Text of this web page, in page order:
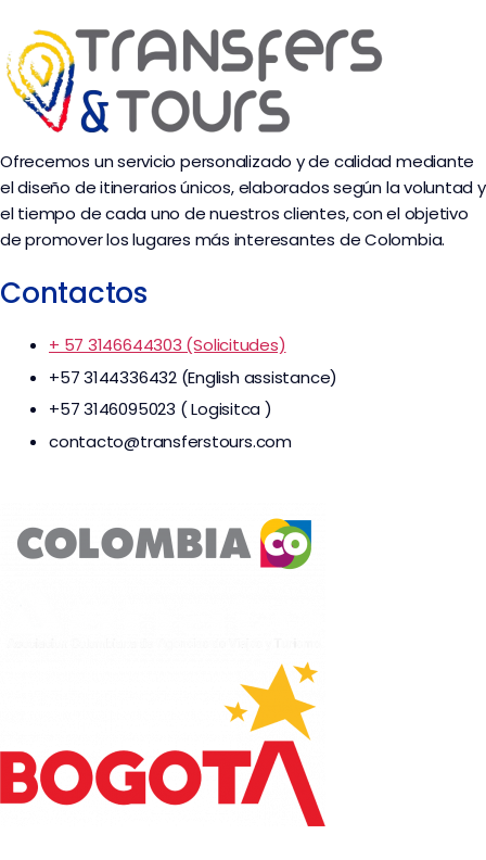
Ofrecemos un servicio personalizado y de calidad mediante
el diseño de itinerarios únicos, elaborados según la voluntad y
el tiempo de cada uno de nuestros clientes, con el objetivo
de promover los lugares más interesantes de Colombia.
Contactos
+ 57 3146644303 (Solicitudes)
+57 3144336432 (English assistance)
+57 3146095023 ( Logisitca )
contacto@transferstours.com